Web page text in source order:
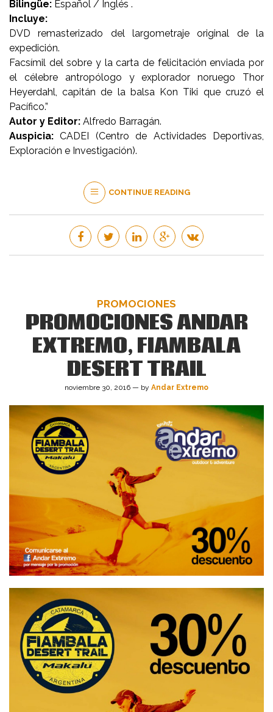
Bilingüe: Español / Inglés .
Incluye:
DVD remasterizado del largometraje original de la
expedición.
Facsímil del sobre y la carta de felicitación enviada por
el célebre antropólogo y explorador noruego Thor
Heyerdahl, capitán de la balsa Kon Tiki que cruzó el
Pacífico.”
Autor y Editor: Alfredo Barragán.
Auspicia:CADEI (Centro de Actividades Deportivas,
Exploración e Investigación).
CONTINUE READING
PROMOCIONES
PROMOCIONES ANDAR
EXTREMO, FIAMBALA
DESERT TRAIL
noviembre 30, 2016 — by Andar Extremo